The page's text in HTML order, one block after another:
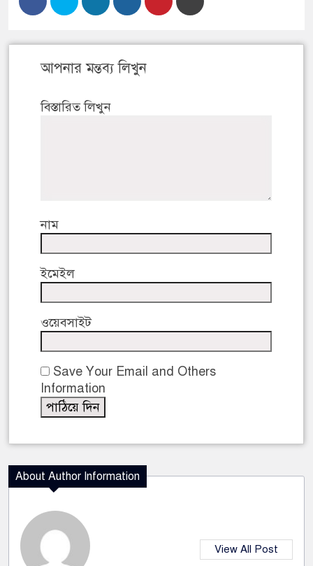
আপনার মন্তব্য লিখুন
বিস্তারিত লিখুন
নাম
ইমেইল
ওয়েবসাইট
Save Your Email and Others
Information
About Author Information
View All Post